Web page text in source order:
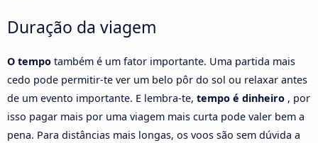
Duração da viagem
O tempo também é um fator importante. Uma partida mais
cedo pode permitir-te ver um belo pôr do sol ou relaxar antes
de um evento importante. E lembra-te, tempo é dinheiro , por
isso pagar mais por uma viagem mais curta pode valer bem a
pena. Para distâncias mais longas, os voos são sem dúvida a